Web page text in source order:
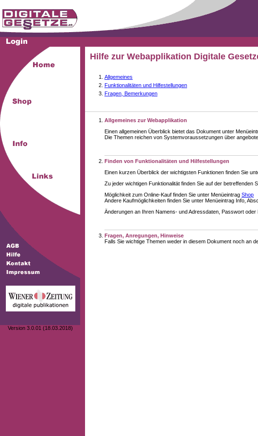
Version 3.0.01 (18.03.2018)
Hilfe zur Webapplikation Digitale
Allgemeines
Funktionalitäten und Hilfestellungen
Fragen, Bemerkungen
Allgemeines zur Webapplikation
Einen allgemeinen Überblick bietet das Dokument unter
Die Themen reichen von Systemvoraussetzungen über
Finden von Funktionalitäten und Hilfestellungen
Einen kurzen Überblick der wichtigsten Funktionen finden Sie
Zu jeder wichtigen Funktionalität finden Sie auf der betreffenden
Möglichkeit zum Online-Kauf finden Sie unter Menüeintrag Shop
Andere Kaufmöglichkeiten finden Sie unter Menüeintrag Info,
Änderungen an Ihren Namens- und Adressdaten, Passwort
Fragen, Anregungen, Hinweise
Falls Sie wichtige Themen weder in diesem Dokument noch an